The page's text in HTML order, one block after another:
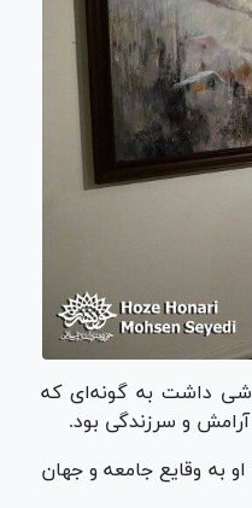
داشت به گونه‌ای که
و سرزندگی بود.
به وقایع جامعه و جهان